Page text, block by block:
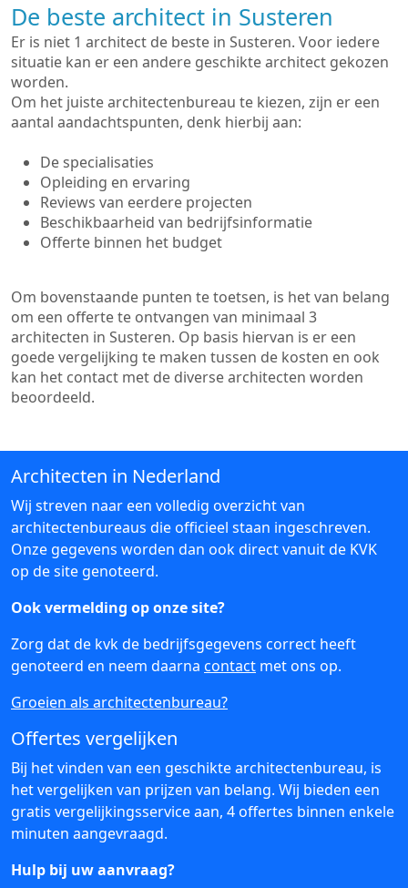
De beste architect in Susteren
Er is niet 1 architect de beste in Susteren. Voor iedere
situatie kan er een andere geschikte architect gekozen
worden.
Om het juiste architectenbureau te kiezen, zijn er een
aantal aandachtspunten, denk hierbij aan:
De specialisaties
Opleiding en ervaring
Reviews van eerdere projecten
Beschikbaarheid van bedrijfsinformatie
Offerte binnen het budget
Om bovenstaande punten te toetsen, is het van belang
om een offerte te ontvangen van minimaal 3
architecten in Susteren. Op basis hiervan is er een
goede vergelijking te maken tussen de kosten en ook
kan het contact met de diverse architecten worden
beoordeeld.
Architecten in Nederland
Wij streven naar een volledig overzicht van
architectenbureaus die officieel staan ingeschreven.
Onze gegevens worden dan ook direct vanuit de KVK
op de site genoteerd.
Ook vermelding op onze site?
Zorg dat de kvk de bedrijfsgegevens correct heeft
genoteerd en neem daarna contact met ons op.
Groeien als architectenbureau?
Offertes vergelijken
Bij het vinden van een geschikte architectenbureau, is
het vergelijken van prijzen van belang. Wij bieden een
gratis vergelijkingsservice aan, 4 offertes binnen enkele
minuten aangevraagd.
Hulp bij uw aanvraag?